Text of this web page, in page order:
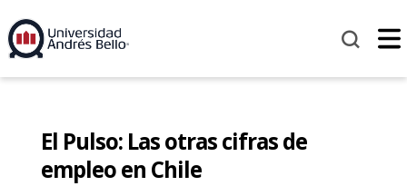
El Pulso: Las otras cifras de
empleo en Chile